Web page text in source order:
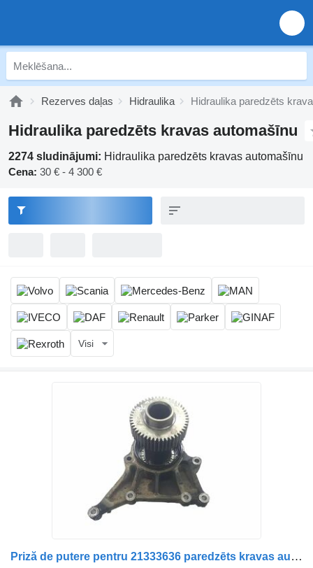
Rezerves daļas Hidraulika Hidraulika paredzēts
Hidraulika paredzēts kravas automašīnu
2274 sludinājumi: Hidraulika paredzēts kravas automašīnu
Cena: 30 € - 4 300 €
Visi
Priză de putere pentru 21333636 paredzēts kravas automašīnas